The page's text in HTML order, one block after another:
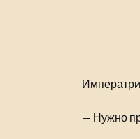
— Нужно